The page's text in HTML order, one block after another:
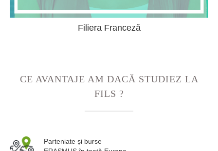
Filiera Franceză
CE AVANTAJE AM DACĂ STUDIEZ LA
FILS ?
Parteniate și burse